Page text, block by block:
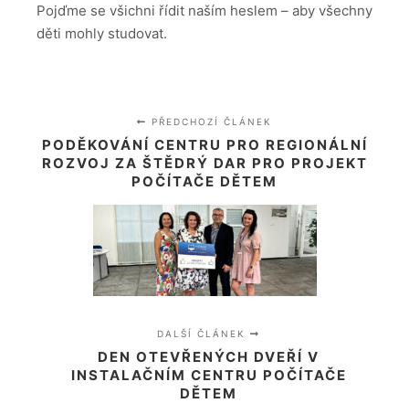
Pojďme se všichni řídit naším heslem – aby všechny
děti mohly studovat.
PŘEDCHOZÍ ČLÁNEK
PODĚKOVÁNÍ CENTRU PRO REGIONÁLNÍ
ROZVOJ ZA ŠTĚDRÝ DAR PRO PROJEKT
POČÍTAČE DĚTEM
DALŠÍ ČLÁNEK
DEN OTEVŘENÝCH DVEŘÍ V
INSTALAČNÍM CENTRU POČÍTAČE
DĚTEM